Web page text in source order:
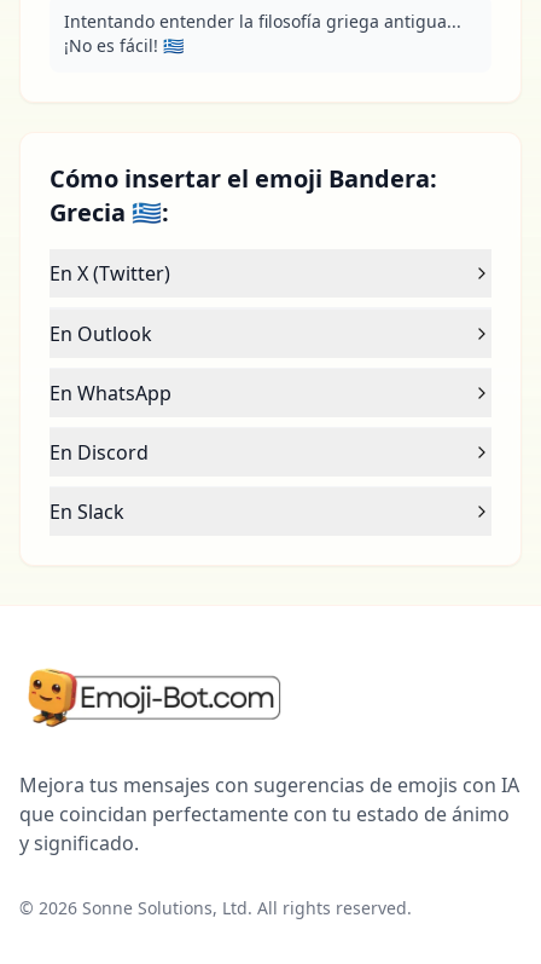
Intentando entender la filosofía griega antigua...
¡No es fácil! 🇬🇷
Cómo insertar el emoji Bandera:
Grecia 🇬🇷:
En X (Twitter)
En Outlook
En WhatsApp
En Discord
En Slack
Mejora tus mensajes con sugerencias de emojis con IA
que coincidan perfectamente con tu estado de ánimo
y significado.
© 2026 Sonne Solutions, Ltd. All rights reserved.